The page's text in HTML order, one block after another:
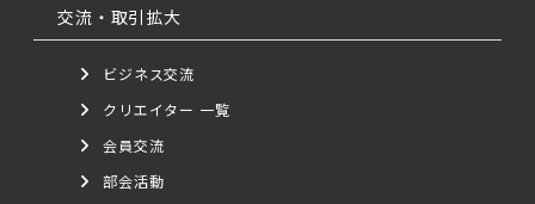
交流・取引拡大
ビジネス交流
クリエイター 一覧
会員交流
部会活動